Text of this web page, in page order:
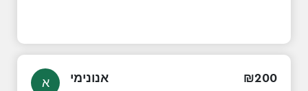
א אנונימי ₪200